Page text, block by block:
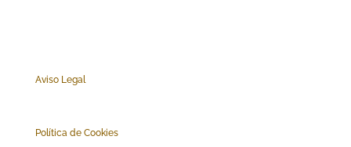
Aviso Legal
Política de Cookies